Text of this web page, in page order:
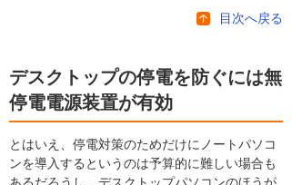
目次へ戻る
デスクトップの停電を防ぐには無
停電電源装置が有効
とはいえ、停電対策のためだけにノートパソコ
ンを導入するというのは予算的に難しい場合も